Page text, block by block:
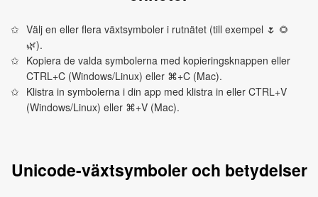
Välj en eller flera växtsymboler i rutnätet (till exempel 🌷 🌻
🌿).
Kopiera de valda symbolerna med kopieringsknappen eller
CTRL+C (Windows/Linux) eller ⌘+C (Mac).
Klistra in symbolerna i din app med klistra in eller CTRL+V
(Windows/Linux) eller ⌘+V (Mac).
Unicode-växtsymboler och betydelser